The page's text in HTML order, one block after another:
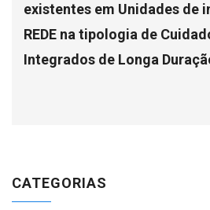
existentes em Unidades de
REDE na tipologia de
Integrados de Longa
CATEGORIAS